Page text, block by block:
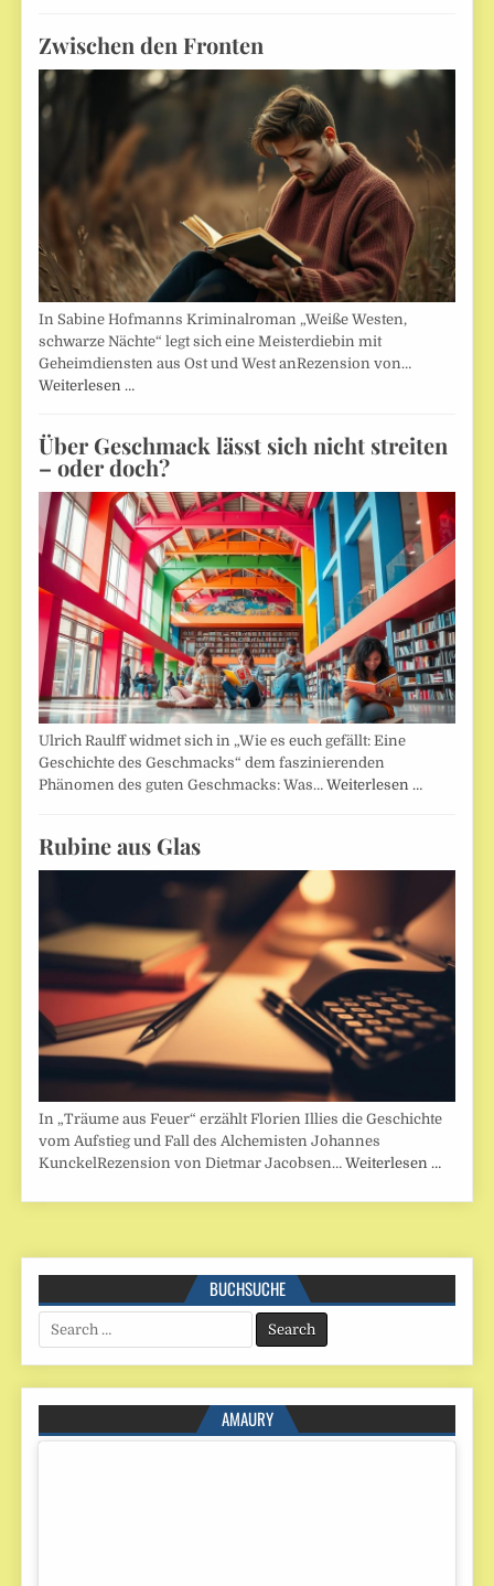
Zwischen den Fronten
In Sabine Hofmanns Kriminalroman „Weiße Westen,
schwarze Nächte“ legt sich eine Meisterdiebin mit
Geheimdiensten aus Ost und West anRezension von…
Weiterlesen …
Über Geschmack lässt sich nicht streiten
– oder doch?
Ulrich Raulff widmet sich in „Wie es euch gefällt: Eine
Geschichte des Geschmacks“ dem faszinierenden
Phänomen des guten Geschmacks: Was…Weiterlesen …
Rubine aus Glas
In „Träume aus Feuer“ erzählt Florien Illies die Geschichte
vom Aufstieg und Fall des Alchemisten Johannes
KunckelRezension von Dietmar Jacobsen…Weiterlesen …
BUCHSUCHE
Search
for:
AMAURY